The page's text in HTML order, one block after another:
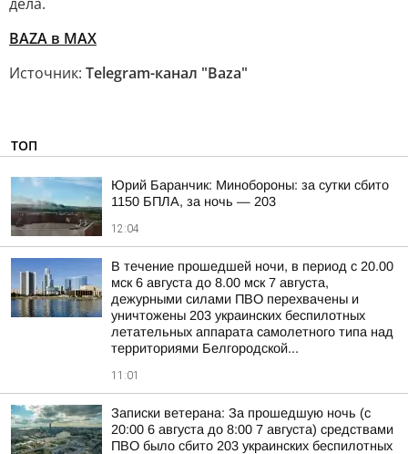
BAZA в MAX
Источник: Telegram-канал "Baza"
ТОП
Юрий Баранчик: Минобороны: за сутки сбито
1150 БПЛА, за ночь — 203
12:04
В течение прошедшей ночи, в период с 20.00
мск 6 августа до 8.00 мск 7 августа,
дежурными силами ПВО перехвачены и
уничтожены 203 украинских беспилотных
летательных аппарата самолетного типа над
территориями Белгородской...
11:01
Записки ветерана: За прошедшую ночь (с
20:00 6 августа до 8:00 7 августа) средствами
ПВО было сбито 203 украинских беспилотных